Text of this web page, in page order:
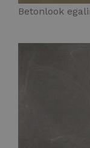
Betonlook